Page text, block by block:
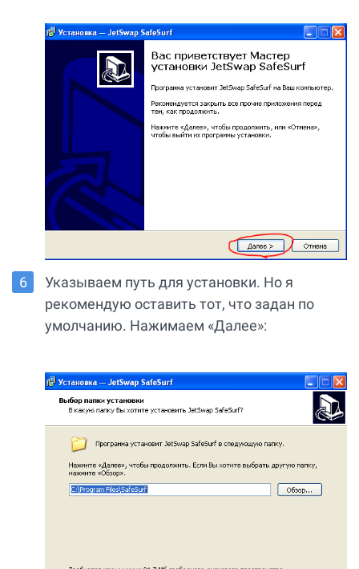
Указываем путь для установки. Но я
рекомендую оставить тот, что задан по
умолчанию. Нажимаем «Далее»: